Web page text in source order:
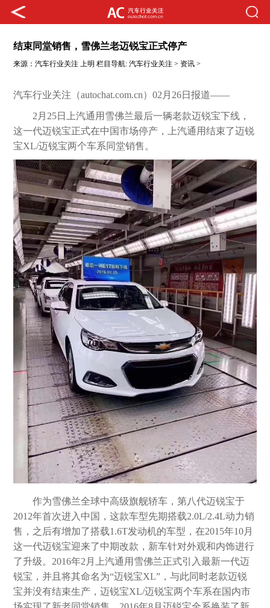
结束同堂销售，雪佛兰老迈锐宝正式停产
来源：汽车行业关注 上明 栏目导航:汽车行业关注 > 资讯 >
汽车行业关注（autochat.com.cn）02月26日报道——
2月25日上汽通用雪佛兰最后一辆老款迈锐宝下线，
这一代迈锐宝正式在中国市场停产，上汽通用结束了迈锐
宝XL/迈锐宝两个车系同堂销售。
作为雪佛兰全球中高级旗舰轿车，第八代迈锐宝于
2012年首次进入中国，这款车型先期搭载2.0L/2.4L动力销
售，之后有增加了搭载1.6T发动机的车型，在2015年10月
这一代迈锐宝迎来了中期改款，新车针对外观和内饰进行
了升级。2016年2月上汽通用雪佛兰正式引入最新一代迈
锐宝，并且将其命名为“迈锐宝XL”，与此同时老款迈锐
宝并没有结束生产，迈锐宝XL/迈锐宝两个车系在国内市